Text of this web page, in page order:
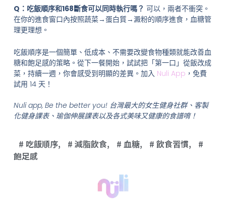
Q：吃飯順序和168斷食可以同時執行嗎？ 可以，兩者不衝突。
在你的進食窗口內按照蔬菜→蛋白質→澱粉的順序進食，血糖管
理更理想。
吃飯順序是一個簡單、低成本、不需要改變食物種類就能改善血
糖和飽足感的策略。從下一餐開始，試試把「第一口」從飯改成
菜，持續一週，你會感受到明顯的差異。加入 Nuli App ，免費
試用 14 天！
Nuli app, Be the better you! 台灣最大的女生健身社群、客製
化健身課表、瑜伽伸展課表以及各式美味又健康的食譜唷！
吃飯順序, 減脂飲食, 血糖, 飲食習慣,
飽足感